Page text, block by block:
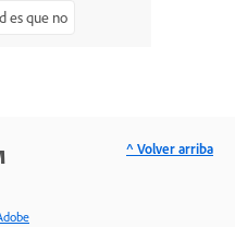
es que no
^ Volver arriba